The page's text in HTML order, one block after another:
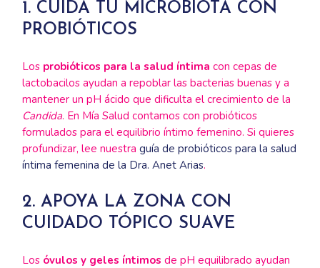
1. CUIDA TU MICROBIOTA CON
PROBIÓTICOS
Los probióticos para la salud íntima con cepas de
lactobacilos ayudan a repoblar las bacterias buenas y a
mantener un pH ácido que dificulta el crecimiento de la
Candida. En Mía Salud contamos con probióticos
formulados para el equilibrio íntimo femenino. Si quieres
profundizar, lee nuestraguía de probióticos para la salud
íntima femenina de la Dra. Anet Arias.
2. APOYA LA ZONA CON
CUIDADO TÓPICO SUAVE
Los óvulos y geles íntimos de pH equilibrado ayudan